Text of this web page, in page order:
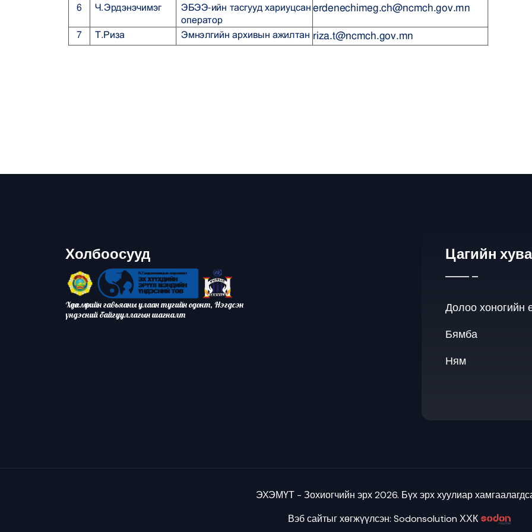
Холбоосууд
Хөдөлмөрийн гавьяаны улаан тугийн одонт, Нэгдсэн
үндэсний байгууллагын шагналт
Цагийн
Долоо хоногийн
Бямба
Ням
ЭХЭМҮТ - Зохиогчийн эрх 2026. Бүх эрх хуулиар
Вэб сайтыг хөгжүүлсэн: Sodonsolution ХХК